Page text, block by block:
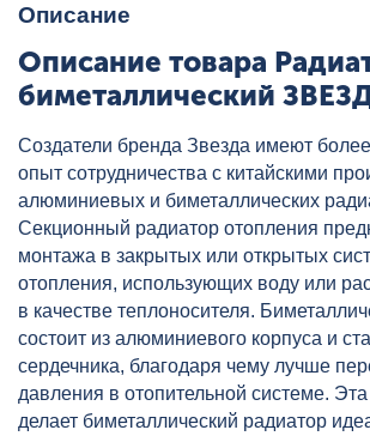
Описание
Описание товара
биметаллический
Создатели бренда Звезда имеют
опыт сотрудничества с китайскими
алюминиевых и биметаллических
Секционный радиатор отопления
монтажа в закрытых или открытых
отопления, использующих воду или
в качестве теплоносителя.
состоит из алюминиевого корпуса и
сердечника, благодаря чему лучше
давления в отопительной системе.
делает биметаллический радиатор